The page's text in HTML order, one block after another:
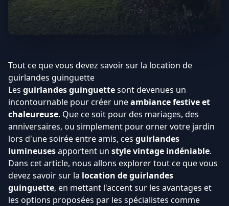
Tout ce que vous devez savoir sur la location de
guirlandes guinguette
Les guirlandes guinguettesont devenues un
incontournable pour créer uneambiance festive et
chaleureuse. Que ce soit pour des mariages, des
anniversaires, ou simplement pour orner votre jardin
lors d'une soirée entre amis, ces guirlandes
lumineusesapportent un style vintage indéniable.
Dans cet article, nous allons explorer tout ce que vous
devez savoir sur la location de guirlandes
guinguette, en mettant l'accent sur les avantages et
les options proposées par les spécialistes comme